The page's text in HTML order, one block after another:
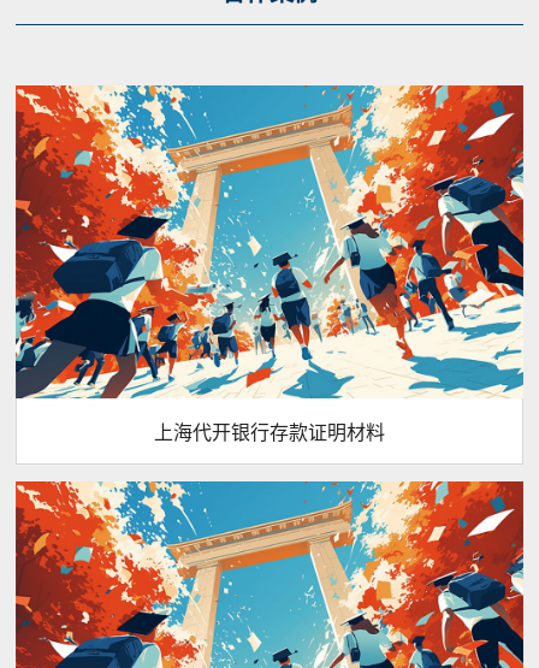
上海代开银行存款证明材料